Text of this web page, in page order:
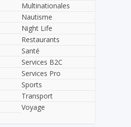
Multinationales
Nautisme
Night Life
Restaurants
Santé
Services B2C
Services Pro
Sports
Transport
Voyage